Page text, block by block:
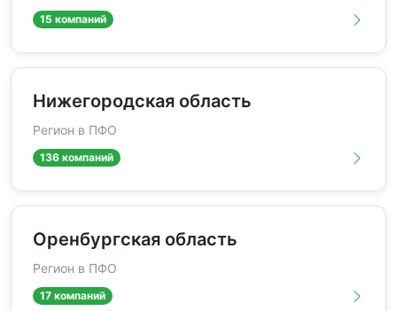
15 компаний
Нижегородская область
Регион в ПФО
136 компаний
Оренбургская область
Регион в ПФО
17 компаний